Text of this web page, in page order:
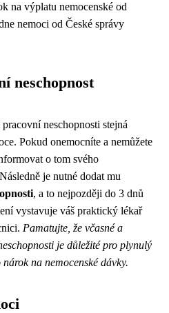
na výplatu nemocenské od
nemoci od České správy
neschopnost
neschopnosti stejná
Pokud onemocníte a nemůžete
o tom svého
je nutné dodat mu
, a to nejpozději do 3 dnů
vystavuje váš praktický lékař
Pamatujte, že včasné a
je důležité pro plynulý
na nemocenské dávky.